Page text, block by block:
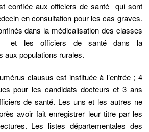
confiée aux officiers de santé qui sont
en consultation pour les cas graves.
dans la médicalisation des classes
et les officiers de santé dans la
aux populations rurales.
clausus est instituée à l’entrée ; 4
pour les candidats docteurs et 3 ans
de santé. Les uns et les autres ne
avoir fait enregistrer leur titre par les
Les listes départementales des